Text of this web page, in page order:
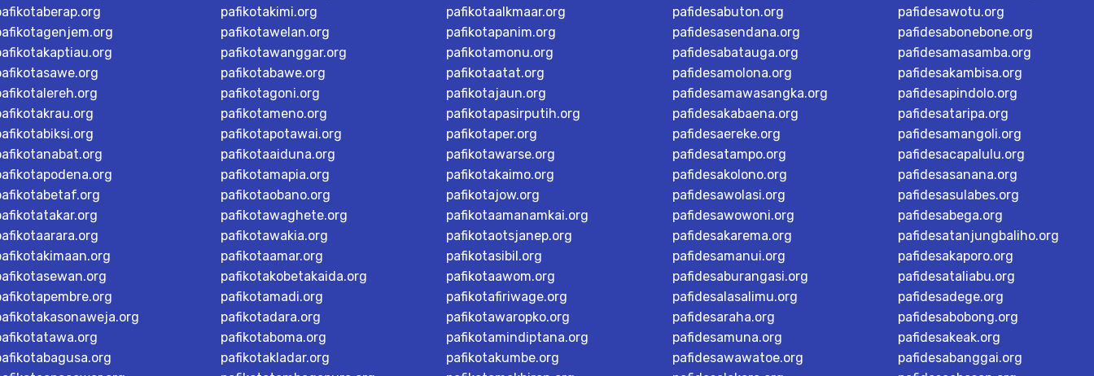
pafikotakimi.org
pafikotawelan.org
pafikotawanggar.org
pafikotabawe.org
pafikotagoni.org
pafikotameno.org
pafikotapotawai.org
pafikotaaiduna.org
pafikotamapia.org
pafikotaobano.org
pafikotawaghete.org
pafikotawakia.org
pafikotaamar.org
pafikotakobetakaida.org
pafikotamadi.org
pafikotadara.org
pafikotaboma.org
pafikotakladar.org
pafikotaalkmaar.org
pafikotapanim.org
pafikotamonu.org
pafikotaatat.org
pafikotajaun.org
pafikotapasirputih.org
pafikotaper.org
pafikotawarse.org
pafikotakaimo.org
pafikotajow.org
pafikotaamanamkai.org
pafikotaotsjanep.org
pafikotasibil.org
pafikotaawom.org
pafikotafiriwage.org
pafikotawaropko.org
pafikotamindiptana.org
pafikotakumbe.org
pafidesabuton.org
pafidesasendana.org
pafidesabatauga.org
pafidesamolona.org
pafidesamawasangka.org
pafidesakabaena.org
pafidesaereke.org
pafidesatampo.org
pafidesakolono.org
pafidesawolasi.org
pafidesawowoni.org
pafidesakarema.org
pafidesamanui.org
pafidesaburangasi.org
pafidesalasalimu.org
pafidesaraha.org
pafidesamuna.org
pafidesawawatoe.org
pafidesawotu.org
pafidesabonebone.org
pafidesamasamba.org
pafidesakambisa.org
pafidesapindolo.org
pafidesataripa.org
pafidesamangoli.org
pafidesacapalulu.org
pafidesasanana.org
pafidesasulabes.org
pafidesabega.org
pafidesatanjungbaliho.org
pafidesakaporo.org
pafidesataliabu.org
pafidesadege.org
pafidesabobong.org
pafidesakeak.org
pafidesabanggai.org